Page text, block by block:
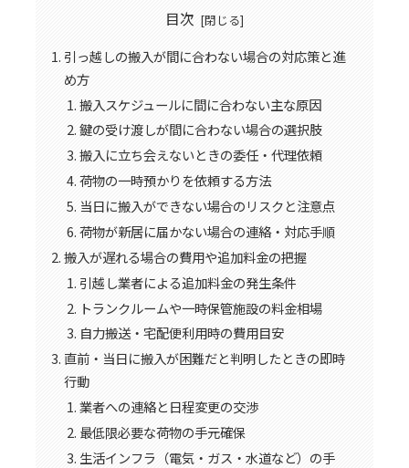
目次
引っ越しの搬入が間に合わない場合の対応策と進
め方
搬入スケジュールに間に合わない主な原因
鍵の受け渡しが間に合わない場合の選択肢
搬入に立ち会えないときの委任・代理依頼
荷物の一時預かりを依頼する方法
当日に搬入ができない場合のリスクと注意点
荷物が新居に届かない場合の連絡・対応手順
搬入が遅れる場合の費用や追加料金の把握
引越し業者による追加料金の発生条件
トランクルームや一時保管施設の料金相場
自力搬送・宅配便利用時の費用目安
直前・当日に搬入が困難だと判明したときの即時
行動
業者への連絡と日程変更の交渉
最低限必要な荷物の手元確保
生活インフラ（電気・ガス・水道など）の手